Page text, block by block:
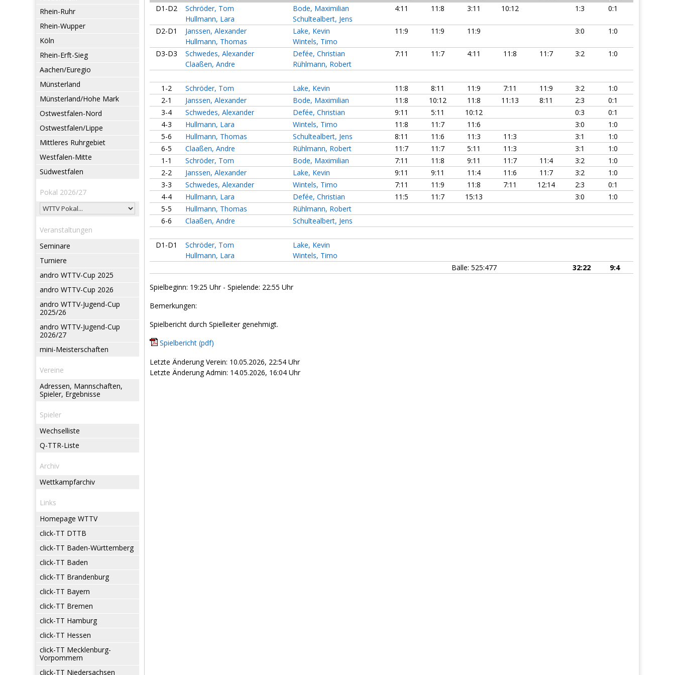
Rhein-Ruhr
Rhein-Wupper
Köln
Rhein-Erft-Sieg
Aachen/Euregio
Münsterland
Münsterland/Hohe Mark
Ostwestfalen-Nord
Ostwestfalen/Lippe
Mittleres Ruhrgebiet
Westfalen-Mitte
Südwestfalen
Pokal 2026/27
Veranstaltungen
Seminare
Turniere
andro WTTV-Cup 2025
andro WTTV-Cup 2026
andro WTTV-Jugend-Cup
2025/26
andro WTTV-Jugend-Cup
2026/27
mini-Meisterschaften
Vereine
Adressen, Mannschaften,
Spieler, Ergebnisse
Spieler
Wechselliste
Q-TTR-Liste
Archiv
Wettkampfarchiv
Links
Homepage WTTV
click-TT DTTB
click-TT Baden-Württemberg
click-TT Baden
click-TT Brandenburg
click-TT Bayern
click-TT Bremen
click-TT Hamburg
click-TT Hessen
click-TT Mecklenburg-
Vorpommern
click-TT Niedersachsen
D1-D2
Schröder, Tom
Hullmann, Lara
Bode, Maximilian
Schultealbert, Jens
4:11 11:8 3:11 10:12 1:3 0:1
D2-D1
Janssen, Alexander
Hullmann, Thomas
Lake, Kevin
Wintels, Timo
11:9 11:9 11:9 3:0 1:0
D3-D3
Schwedes, Alexander
Claaßen, Andre
Defée, Christian
Rühlmann, Robert
7:11 11:7 4:11 11:8 11:7 3:2 1:0
1-2 Schröder, Tom Lake, Kevin 11:8 8:11 11:9 7:11 11:9 3:2
1:0
2-1
Janssen, Alexander Bode, Maximilian 11:8 10:12 11:8 11:13 8:11 2:3
0:1
3-4
Schwedes, Alexander Defée, Christian 9:11 5:11 10:12 0:3
0:1
4-3
Hullmann, Lara Wintels, Timo 11:8 11:7 11:6 3:0
1:0
5-6
Hullmann, Thomas Schultealbert, Jens 8:11 11:6 11:3 11:3 3:1
1:0
6-5
Claaßen, Andre Rühlmann, Robert 11:7 11:7 5:11 11:3 3:1
1:0
1-1
Schröder, Tom Bode, Maximilian 7:11 11:8 9:11 11:7 11:4 3:2
1:0
2-2
Janssen, Alexander Lake, Kevin 9:11 9:11 11:4 11:6 11:7 3:2
1:0
3-3
Schwedes, Alexander Wintels, Timo 7:11 11:9 11:8 7:11 12:14 2:3
0:1
4-4
Hullmann, Lara Defée, Christian 11:5 11:7 15:13 3:0
1:0
5-5
Hullmann, Thomas
Rühlmann, Robert
6-6
Claaßen, Andre Schultealbert, Jens
D1-D1
Schröder, Tom
Hullmann, Lara
Lake, Kevin
Wintels, Timo
Bälle: 525:477
32:22 9:4
Spielbeginn: 19:25 Uhr - Spielende: 22:55 Uhr
Bemerkungen:
Spielbericht durch Spielleiter genehmigt.
Spielbericht (pdf)
Letzte Änderung Verein: 10.05.2026, 22:54 Uhr
Letzte Änderung Admin: 14.05.2026, 16:04 Uhr